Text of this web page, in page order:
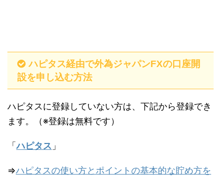
ハピタス経由で外為ジャパンFXの口座開
設を申し込む方法
ハピタスに登録していない方は、下記から登録でき
ます。（※登録は無料です）
「ハピタス 」
⇒ハピタスの使い方とポイントの基本的な貯め方を